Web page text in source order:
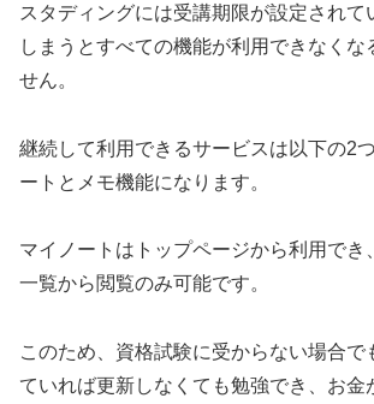
スタディングには受講期限が設定されて
しまうとすべての機能が利用できなくな
せん。
継続して利用できるサービスは以下の2
ートとメモ機能になります。
マイノートはトップページから利用でき
一覧から閲覧のみ可能です。
このため、資格試験に受からない場合で
ていれば更新しなくても勉強でき、お金